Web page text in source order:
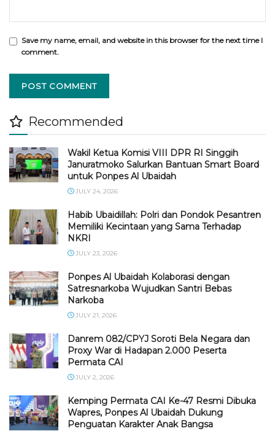
Save my name, email, and website in this browser for the next time I
comment.
Recommended
Wakil Ketua Komisi VIII DPR RI Singgih
Januratmoko Salurkan Bantuan Smart Board
untuk Ponpes Al Ubaidah
JULY 24, 2026
Habib Ubaidillah: Polri dan Pondok Pesantren
Memiliki Kecintaan yang Sama Terhadap
NKRI
JULY 23, 2026
Ponpes Al Ubaidah Kolaborasi dengan
Satresnarkoba Wujudkan Santri Bebas
Narkoba
JULY 21, 2026
Danrem 082/CPYJ Soroti Bela Negara dan
Proxy War di Hadapan 2.000 Peserta
Permata CAI
JULY 2, 2026
Kemping Permata CAI Ke-47 Resmi Dibuka
Wapres, Ponpes Al Ubaidah Dukung
Penguatan Karakter Anak Bangsa